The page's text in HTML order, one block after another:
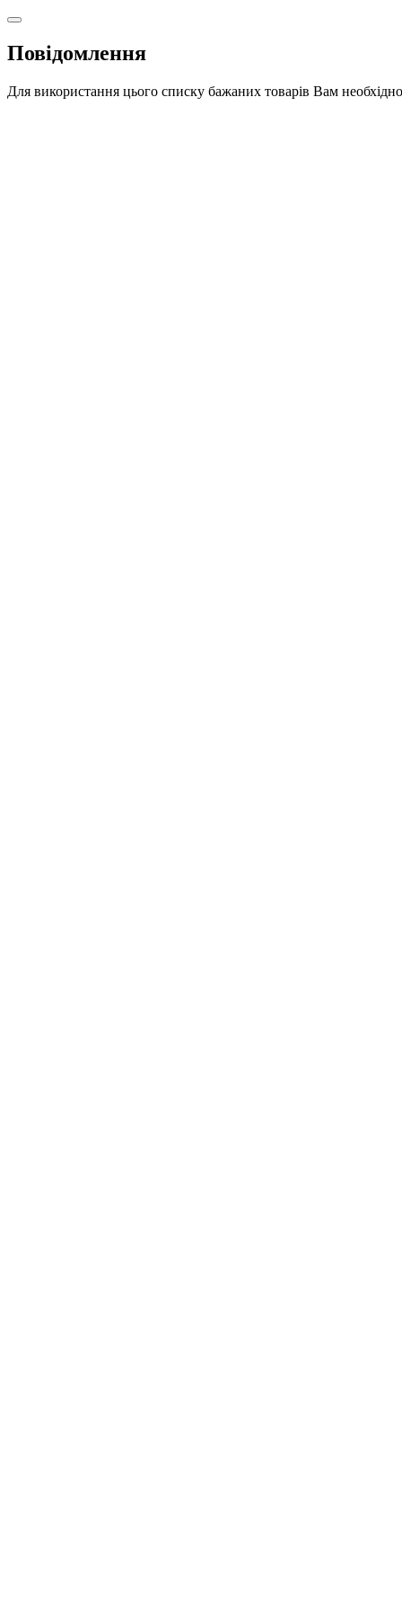
Повідомлення
Для використання цього списку бажаних товарів Вам